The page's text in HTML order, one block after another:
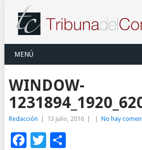
MENÚ
WINDOW-
Redacción 13 julio, 2016 No hay
Facebook
Twitter
Compartir